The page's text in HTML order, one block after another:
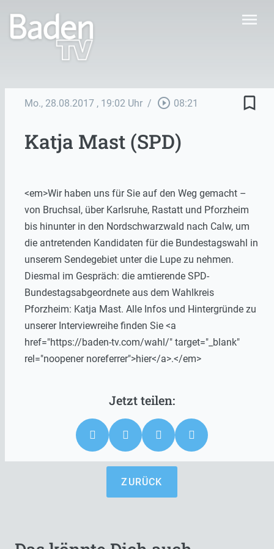
menu
Mo., 28.08.2017 , 19:02 Uhr / play_circle_outline 08:21 bookmark_border
Katja Mast (SPD)
<em>Wir haben uns für Sie auf den Weg gemacht –
von Bruchsal, über Karlsruhe, Rastatt und Pforzheim
bis hinunter in den Nordschwarzwald nach Calw, um
die antretenden Kandidaten für die Bundestagswahl in
unserem Sendegebiet unter die Lupe zu nehmen.
Diesmal im Gespräch: die amtierende SPD-
Bundestagsabgeordnete aus dem Wahlkreis
Pforzheim: Katja Mast. Alle Infos und Hintergründe zu
unserer Interviewreihe finden Sie <a
href="https://baden-tv.com/wahl/" target="_blank"
rel="noopener noreferrer">hier</a>.</em>
ZURÜCK